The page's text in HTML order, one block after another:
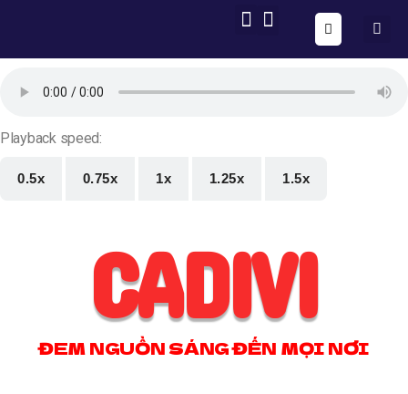
Playback speed:
0.5x 0.75x 1x 1.25x 1.5x
CADIVI
ĐEM NGUỒN SÁNG ĐẾN MỌI NƠI